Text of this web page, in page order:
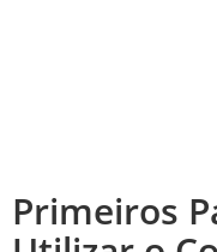
Primeiros